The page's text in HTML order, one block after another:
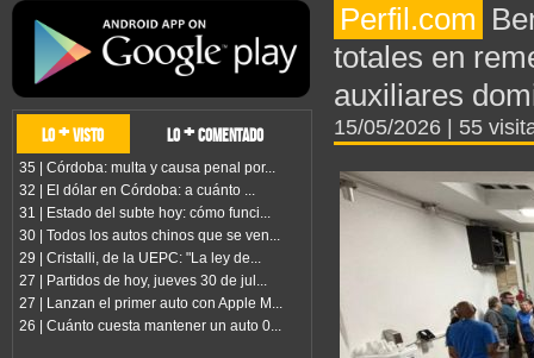
lo + visto lo + comentado
35 | Córdoba: multa y causa penal por...
32 | El dólar en Córdoba: a cuánto ...
31 | Estado del subte hoy: cómo funci...
30 | Todos los autos chinos que se ven...
29 | Cristalli, de la UEPC: "La ley de...
27 | Partidos de hoy, jueves 30 de jul...
27 | Lanzan el primer auto con Apple M...
26 | Cuánto cuesta mantener un auto 0...
Perfil.com
totales en
auxiliares
15/05/2026 | 55